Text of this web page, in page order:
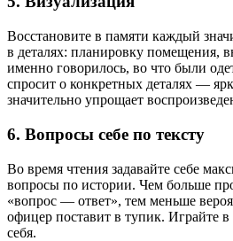
Восстановите в памяти каждый
в деталях: планировку помещения,
именно говорилось, во что были
спросит о конкретных деталях —
значительно упрощает
6. Вопросы себе по тексту
Во время чтения задавайте себе
вопросы по истории. Чем больше
«вопрос — ответ», тем меньше
офицер поставит в тупик. Играйте в
себя.